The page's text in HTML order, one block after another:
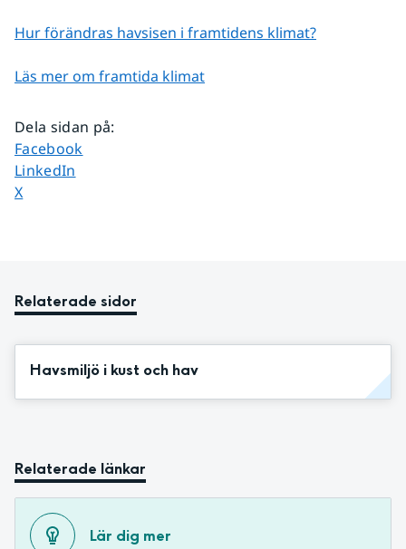
Hur förändras havsisen i framtidens klimat?
Läs mer om framtida klimat
Dela sidan på:
Dela sidan på
Facebook
Dela sidan på
LinkedIn
Dela sidan på
X
Relaterade sidor
Havsmiljö i kust och hav
Relaterade länkar
Lär dig mer